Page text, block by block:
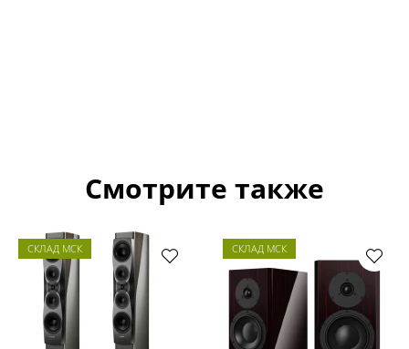
Смотрите также
СКЛАД МСК СКЛАД МСК